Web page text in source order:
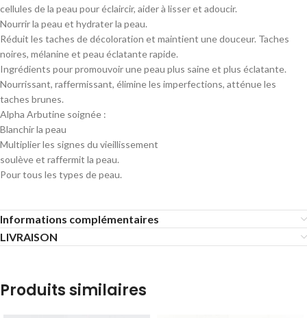
cellules de la peau pour éclaircir, aider à lisser et adoucir.
Nourrir la peau et hydrater la peau.
Réduit les taches de décoloration et maintient une douceur. Taches
noires, mélanine et peau éclatante rapide.
Ingrédients pour promouvoir une peau plus saine et plus éclatante.
Nourrissant, raffermissant, élimine les imperfections, atténue les
taches brunes.
Alpha Arbutine soignée :
Blanchir la peau
Multiplier les signes du vieillissement
soulève et raffermit la peau.
Pour tous les types de peau.
Informations complémentaires
LIVRAISON
Produits similaires